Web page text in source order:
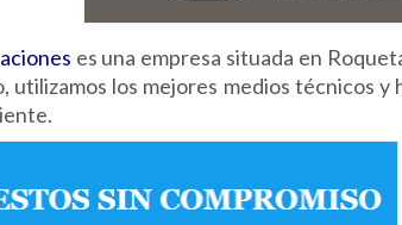
es una empresa situada en
utilizamos los mejores medios técnicos